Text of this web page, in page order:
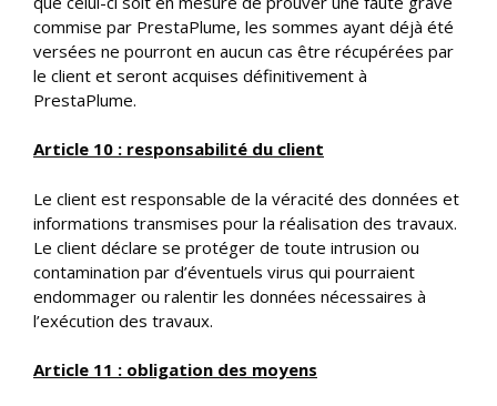
commise par PrestaPlume, les sommes ayant déjà été
versées ne pourront en aucun cas être récupérées par
le client et seront acquises définitivement à
PrestaPlume.
Article 10 : responsabilité du client
Le client est responsable de la véracité des données et
informations transmises pour la réalisation des travaux.
Le client déclare se protéger de toute intrusion ou
contamination par d’éventuels virus qui pourraient
endommager ou ralentir les données nécessaires à
l’exécution des travaux.
Article 11 : obligation des moyens